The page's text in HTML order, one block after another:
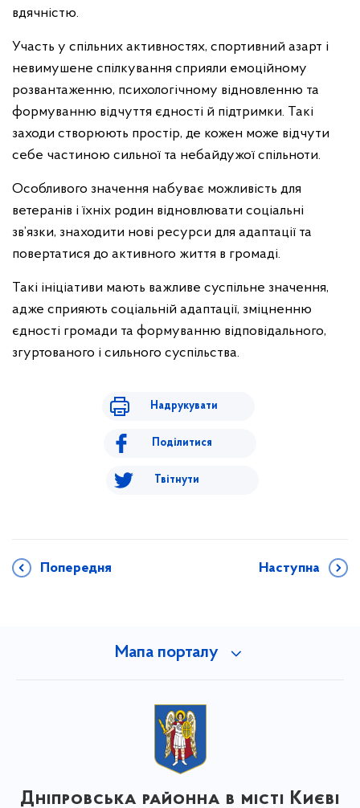
вдячністю.
Участь у спільних активностях, спортивний азарт і
невимушене спілкування сприяли емоційному
розвантаженню, психологічному відновленню та
формуванню відчуття єдності й підтримки. Такі
заходи створюють простір, де кожен може відчути
себе частиною сильної та небайдужої спільноти.
Особливого значення набуває можливість для
ветеранів і їхніх родин відновлювати соціальні
зв’язки, знаходити нові ресурси для адаптації та
повертатися до активного життя в громаді.
Такі ініціативи мають важливе суспільне значення,
адже сприяють соціальній адаптації, зміцненню
єдності громади та формуванню відповідального,
згуртованого і сильного суспільства.
Надрукувати
Поділитися
Твітнути
Попередня Наступна
Мапа порталу
Дніпровська районна в місті Києві